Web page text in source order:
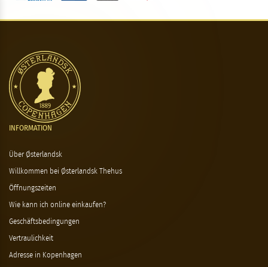
INFORMATION
Über Østerlandsk
Willkommen bei Østerlandsk Thehus
Öffnungszeiten
Wie kann ich online einkaufen?
Geschäftsbedingungen
Vertraulichkeit
Adresse in Kopenhagen